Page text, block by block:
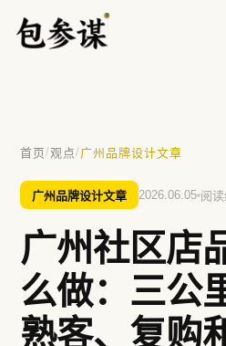
VI设计 空间设计 标志
餐饮 方鲜 慧庭手写体
提示：⌘/Ctrl + K 随时唤起搜索
首页/观点/ 广州品牌设计文章
广州品牌设计文章 2026.06.05 阅
广州社区店
么做：三公
熟客、复购